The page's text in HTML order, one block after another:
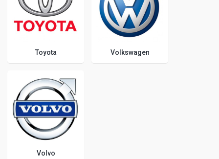
Toyota Volkswagen
Volvo